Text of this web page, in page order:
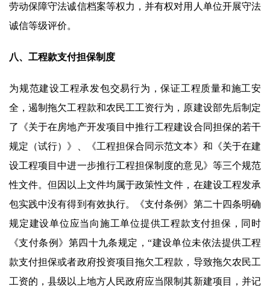
劳动保障守法诚信档案等权力，并有权对用人单位开展守法
诚信等级评价。
八、工程款支付担保制度
为规范建设工程承发包交易行为，保证工程质量和施工安
全，遏制拖欠工程款和农民工工资行为，原建设部先后制定
了《关于在房地产开发项目中推行工程建设合同担保的若干
规定（试行）》、《工程担保合同示范文本》和《关于在建
设工程项目中进一步推行工程担保制度的意见》等三个规范
性文件。但因以上文件均属于政策性文件，在建设工程发承
包实践中没有得到有效执行。《支付条例》第二十四条明确
规定建设单位应当向施工单位提供工程款支付担保，同时
《支付条例》第四十九条规定，“建设单位未依法提供工程
款支付担保或者政府投资项目拖欠工程款，导致拖欠农民工
工资的，县级以上地方人民政府应当限制其新建项目，并记